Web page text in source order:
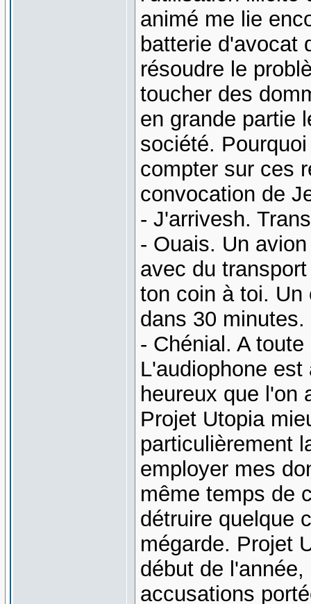
animé me lie
batterie d'avocat
résoudre le
toucher des
en grande partie
société.
compter sur ces
convocation de
- J'arrivesh.
- Ouais. Un
avec du
ton coin à toi. Un
dans 30 minutes.
- Chénial. A
L'audiophone
heureux que l'on
Projet Utopia
particulièrement
employer mes
même temps de
détruire quelque
mégarde. Projet
début de
accusations